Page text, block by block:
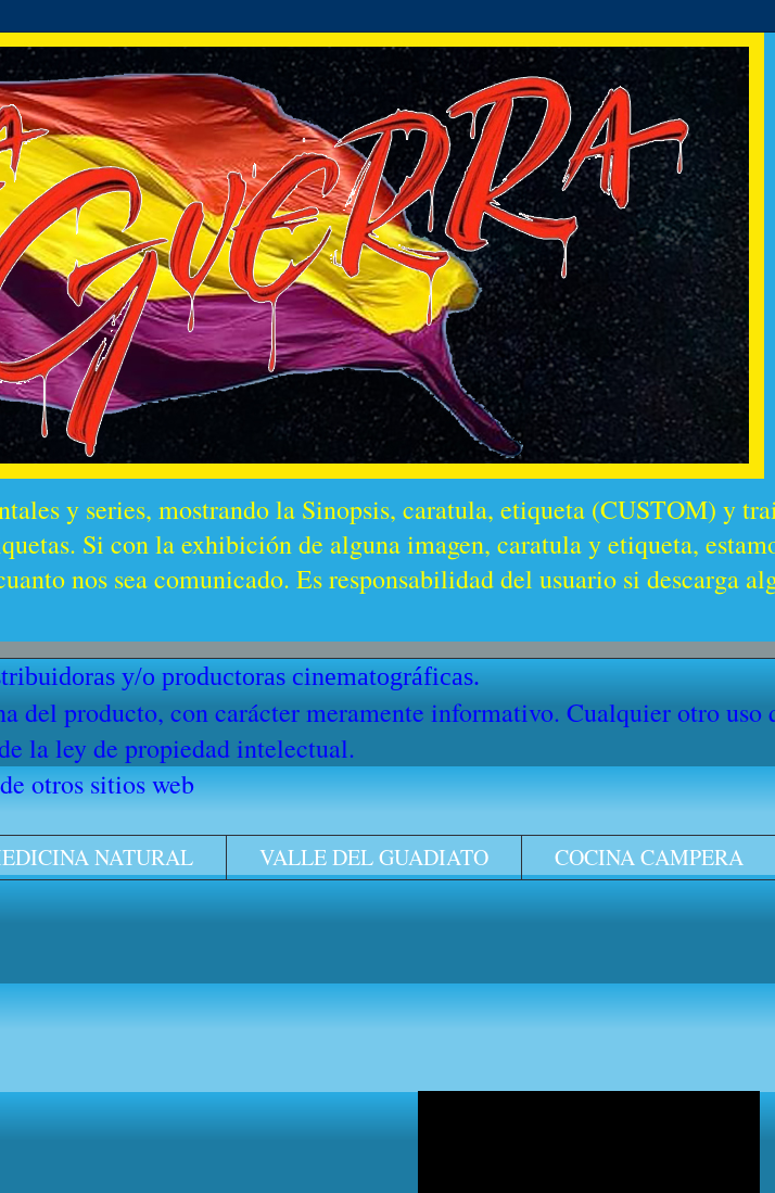
y series, mostrando la Sinopsis, caratula, etiqueta (CUSTOM) y
Si con la exhibición de alguna imagen, caratula y etiqueta,
nos sea comunicado. Es responsabilidad del usuario si descarga
y/o productoras cinematográficas.
del producto, con carácter meramente informativo. Cualquier otro uso
la ley de propiedad intelectual.
otros sitios web
NATURAL VALLE DEL GUADIATO
COCINA CAMPERA